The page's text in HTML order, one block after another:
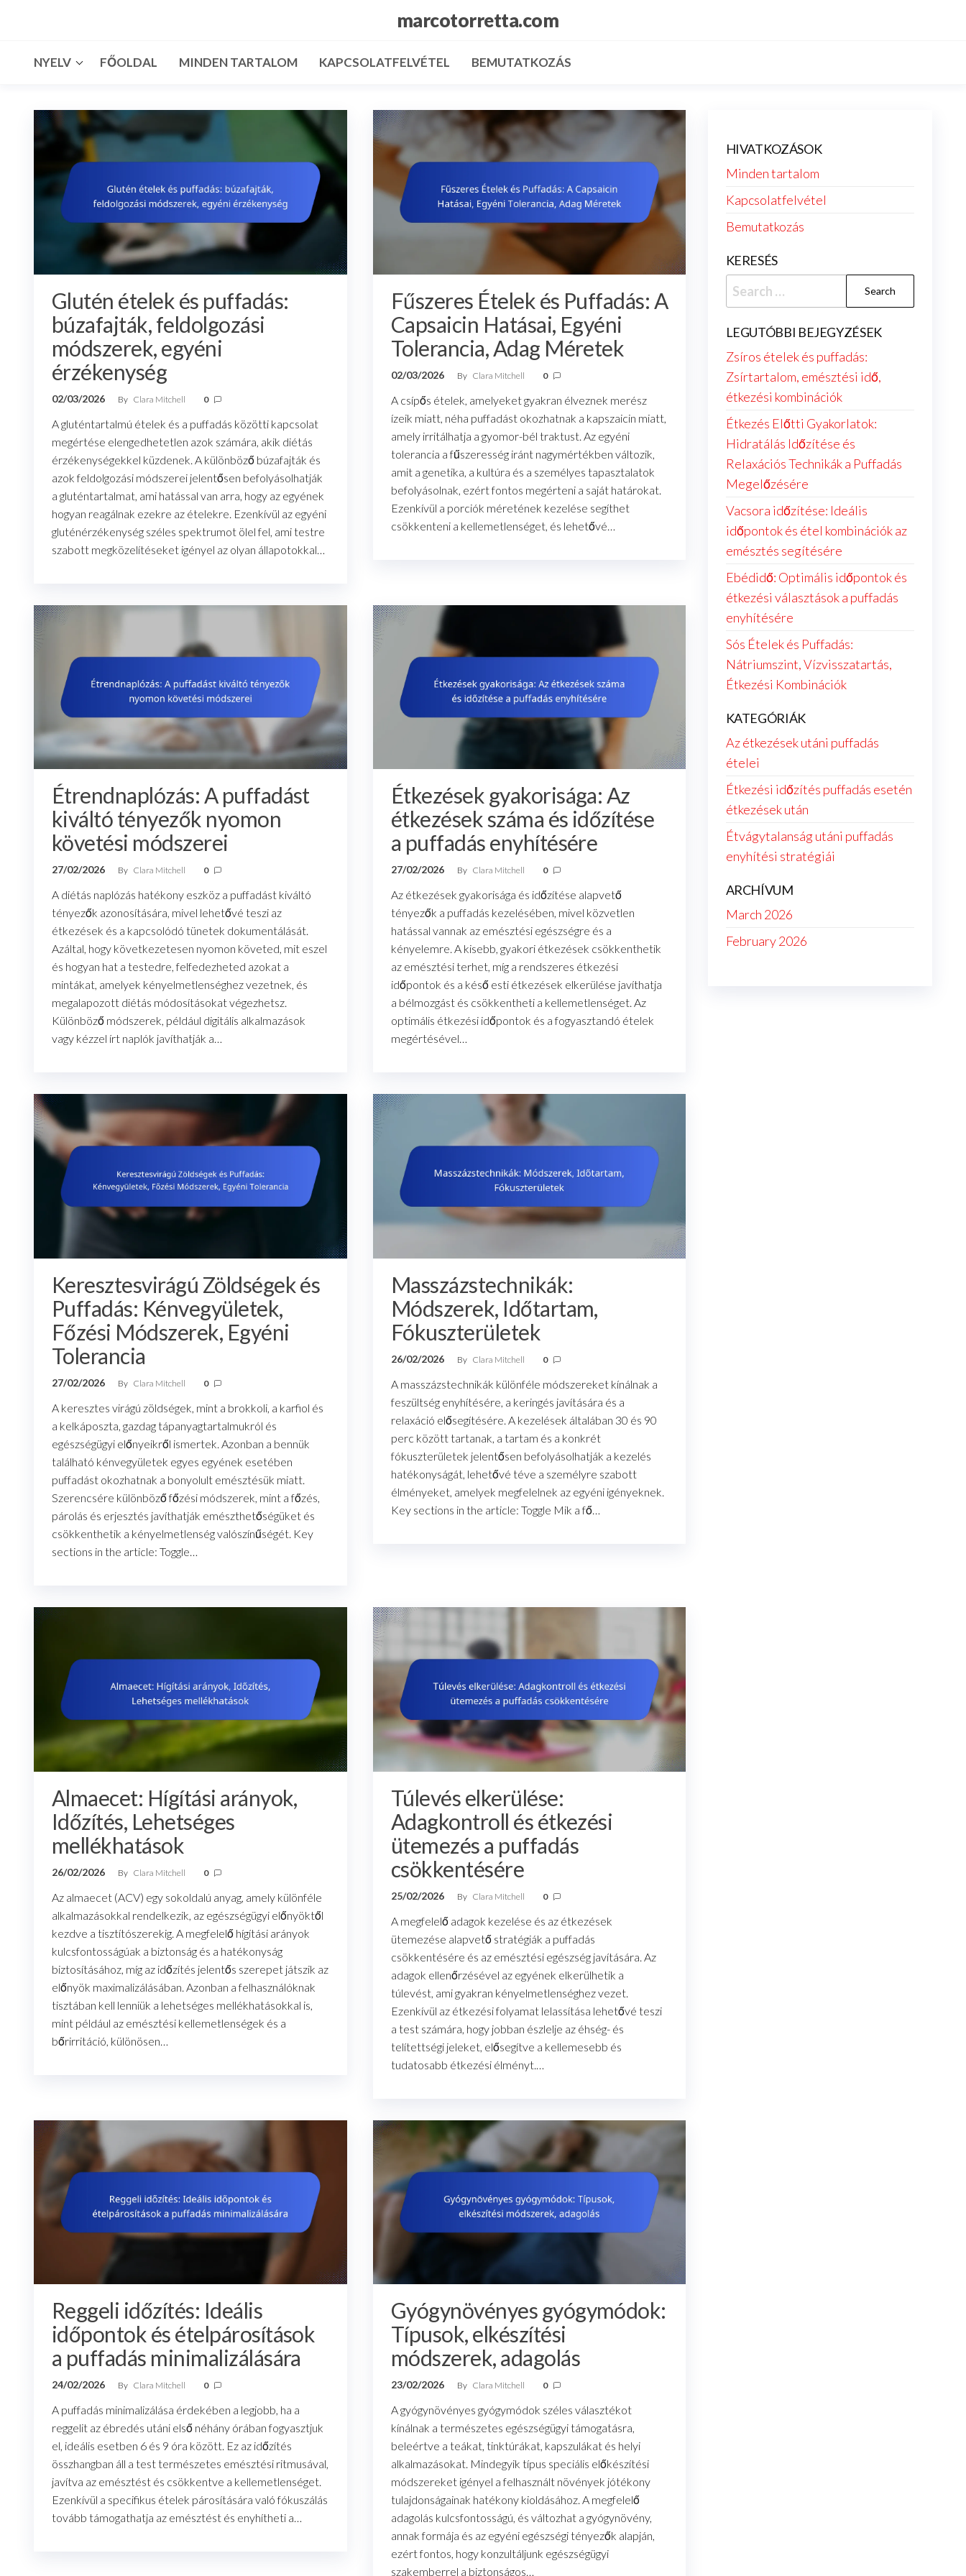
content
marcotorretta.com
NYELV FŐOLDAL MINDEN TARTALOM KAPCSOLATFELVÉTEL BEMUTATKOZÁS
Glutén ételek és puffadás:
búzafajták, feldolgozási
módszerek, egyéni
érzékenység
02/03/2026 By Clara Mitchell 0
A gluténtartalmú ételek és a puffadás közötti kapcsolat
megértése elengedhetetlen azok számára, akik diétás
érzékenységekkel küzdenek. A különböző búzafajták és
azok feldolgozási módszerei jelentősen befolyásolhatják
a gluténtartalmat, ami hatással van arra, hogy az egyének
hogyan reagálnak ezekre az ételekre. Ezenkívül az egyéni
gluténérzékenység széles spektrumot ölel fel, ami testre
szabott megközelítéseket igényel az olyan állapotokkal…
Fűszeres Ételek és Puffadás: A
Capsaicin Hatásai, Egyéni
Tolerancia, Adag Méretek
02/03/2026 By Clara Mitchell 0
A csípős ételek, amelyeket gyakran élveznek merész
ízeik miatt, néha puffadást okozhatnak a kapszaicin miatt,
amely irritálhatja a gyomor-bél traktust. Az egyéni
tolerancia a fűszeresség iránt nagymértékben változik,
amit a genetika, a kultúra és a személyes tapasztalatok
befolyásolnak, ezért fontos megérteni a saját határokat.
Ezenkívül a porciók méretének kezelése segíthet
csökkenteni a kellemetlenséget, és lehetővé…
Étrendnaplózás: A puffadást
kiváltó tényezők nyomon
követési módszerei
27/02/2026 By Clara Mitchell 0
A diétás naplózás hatékony eszköz a puffadást kiváltó
tényezők azonosítására, mivel lehetővé teszi az
étkezések és a kapcsolódó tünetek dokumentálását.
Azáltal, hogy következetesen nyomon követed, mit eszel
és hogyan hat a testedre, felfedezheted azokat a
mintákat, amelyek kényelmetlenséghez vezetnek, és
megalapozott diétás módosításokat végezhetsz.
Különböző módszerek, például digitális alkalmazások
vagy kézzel írt naplók javíthatják a…
Étkezések gyakorisága: Az
étkezések száma és időzítése
a puffadás enyhítésére
27/02/2026 By Clara Mitchell 0
Az étkezések gyakorisága és időzítése alapvető
tényezők a puffadás kezelésében, mivel közvetlen
hatással vannak az emésztési egészségre és a
kényelemre. A kisebb, gyakori étkezések csökkenthetik
az emésztési terhet, míg a rendszeres étkezési
időpontok és a késő esti étkezések elkerülése javíthatja
a bélmozgást és csökkentheti a kellemetlenséget. Az
optimális étkezési időpontok és a fogyasztandó ételek
megértésével…
Keresztesvirágú Zöldségek és
Puffadás: Kénvegyületek,
Főzési Módszerek, Egyéni
Tolerancia
27/02/2026 By Clara Mitchell 0
A keresztes virágú zöldségek, mint a brokkoli, a karfiol és
a kelkáposzta, gazdag tápanyagtartalmukról és
egészségügyi előnyeikről ismertek. Azonban a bennük
található kénvegyületek egyes egyének esetében
puffadást okozhatnak a bonyolult emésztésük miatt.
Szerencsére különböző főzési módszerek, mint a főzés,
párolás és erjesztés javíthatják emészthetőségüket és
csökkenthetik a kényelmetlenség valószínűségét. Key
sections in the article: Toggle…
Masszázstechnikák:
Módszerek, Időtartam,
Fókuszterületek
26/02/2026 By Clara Mitchell 0
A masszázstechnikák különféle módszereket kínálnak a
feszültség enyhítésére, a keringés javítására és a
relaxáció elősegítésére. A kezelések általában 30 és 90
perc között tartanak, a tartam és a konkrét
fókuszterületek jelentősen befolyásolhatják a kezelés
hatékonyságát, lehetővé téve a személyre szabott
élményeket, amelyek megfelelnek az egyéni igényeknek.
Key sections in the article: Toggle Mik a fő…
Almaecet: Hígítási arányok,
Időzítés, Lehetséges
mellékhatások
26/02/2026 By Clara Mitchell 0
Az almaecet (ACV) egy sokoldalú anyag, amely különféle
alkalmazásokkal rendelkezik, az egészségügyi előnyöktől
kezdve a tisztítószerekig. A megfelelő hígítási arányok
kulcsfontosságúak a biztonság és a hatékonyság
biztosításához, míg az időzítés jelentős szerepet játszik az
előnyök maximalizálásában. Azonban a felhasználóknak
tisztában kell lenniük a lehetséges mellékhatásokkal is,
mint például az emésztési kellemetlenségek és a
bőrirritáció, különösen…
Túlevés elkerülése:
Adagkontroll és étkezési
ütemezés a puffadás
csökkentésére
25/02/2026 By Clara Mitchell 0
A megfelelő adagok kezelése és az étkezések
ütemezése alapvető stratégiák a puffadás
csökkentésére és az emésztési egészség javítására. Az
adagok ellenőrzésével az egyének elkerülhetik a
túlevést, ami gyakran kényelmetlenséghez vezet.
Ezenkívül az étkezési folyamat lelassítása lehetővé teszi
a test számára, hogy jobban észlelje az éhség- és
telítettségi jeleket, elősegítve a kellemesebb és
tudatosabb étkezési élményt.…
Reggeli időzítés: Ideális
időpontok és ételpárosítások
a puffadás minimalizálására
24/02/2026 By Clara Mitchell 0
A puffadás minimalizálása érdekében a legjobb, ha a
reggelit az ébredés utáni első néhány órában fogyasztjuk
el, ideális esetben 6 és 9 óra között. Ez az időzítés
összhangban áll a test természetes emésztési ritmusával,
javítva az emésztést és csökkentve a kellemetlenséget.
Ezenkívül a specifikus ételek párosítására való fókuszálás
tovább támogathatja az emésztést és enyhítheti a…
Gyógynövényes gyógymódok:
Típusok, elkészítési
módszerek, adagolás
23/02/2026 By Clara Mitchell 0
A gyógynövényes gyógymódok széles választékot
kínálnak a természetes egészségügyi támogatásra,
beleértve a teákat, tinktúrákat, kapszulákat és helyi
alkalmazásokat. Mindegyik típus speciális előkészítési
módszereket igényel a felhasznált növények jótékony
tulajdonságainak hatékony kioldásához. A megfelelő
adagolás kulcsfontosságú, és változhat a gyógynövény,
annak formája és az egyéni egészségi tényezők alapján,
ezért fontos, hogy konzultáljunk egészségügyi
szakemberrel a biztonságos…
HIVATKOZÁSOK
Minden tartalom
Kapcsolatfelvétel
Bemutatkozás
KERESÉS
Search
for:
LEGUTÓBBI BEJEGYZÉSEK
Zsíros ételek és puffadás:
Zsírtartalom, emésztési idő,
étkezési kombinációk
Étkezés Előtti Gyakorlatok:
Hidratálás Időzítése és
Relaxációs Technikák a Puffadás
Megelőzésére
Vacsora időzítése: Ideális
időpontok és étel kombinációk az
emésztés segítésére
Ebédidő: Optimális időpontok és
étkezési választások a puffadás
enyhítésére
Sós Ételek és Puffadás:
Nátriumszint, Vízvisszatartás,
Étkezési Kombinációk
KATEGÓRIÁK
Az étkezések utáni puffadás
ételei
Étkezési időzítés puffadás esetén
étkezések után
Étvágytalanság utáni puffadás
enyhítési stratégiái
ARCHÍVUM
March 2026
February 2026